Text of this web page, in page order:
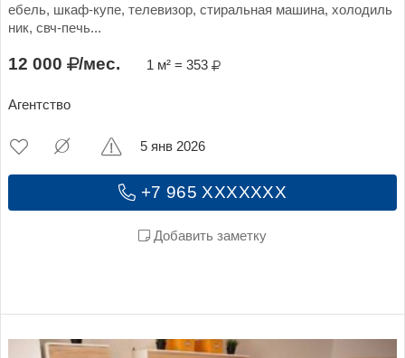
ебель, шкаф-купе, телевизор, стиральная машина, холодиль
ник, свч-печь...
12 000 /мес. 1 м² = 353
Агентство
+7 965 XXXXXXX
Добавить заметку
5 янв 2026